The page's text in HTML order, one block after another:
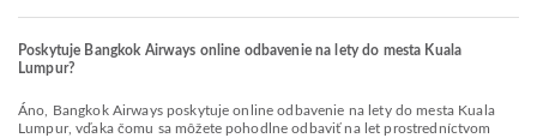
Poskytuje Bangkok Airways online odbavenie na lety do mesta Kuala
Lumpur?
Áno, Bangkok Airways poskytuje online odbavenie na lety do mesta Kuala
Lumpur, vďaka čomu sa môžete pohodlne odbaviť na let prostredníctvom